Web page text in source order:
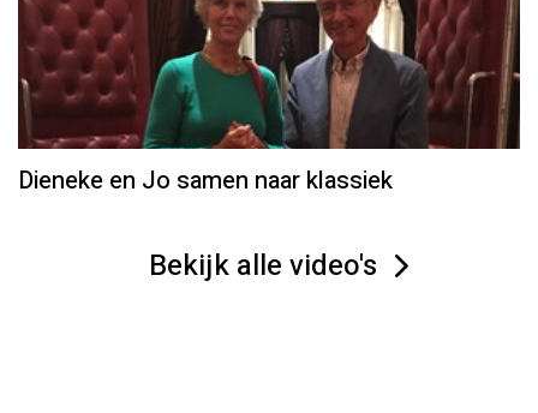
Dieneke en Jo samen naar klassiek
Bekijk alle video's